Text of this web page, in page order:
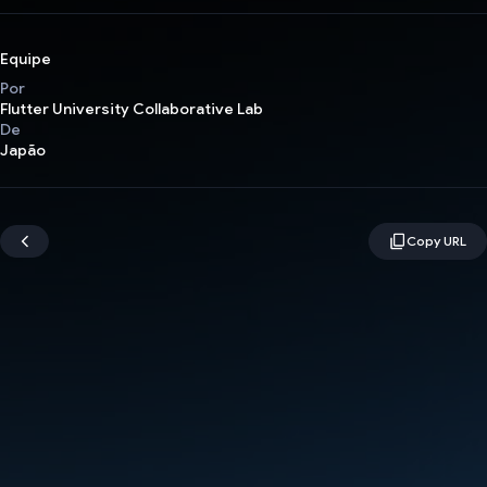
Equipe
Por
Flutter University Collaborative Lab
De
Japão